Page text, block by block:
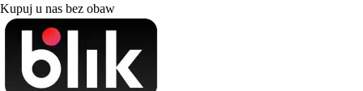
Kupuj u nas bez obaw